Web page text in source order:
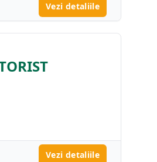
Vezi detaliile
Vezi detaliile